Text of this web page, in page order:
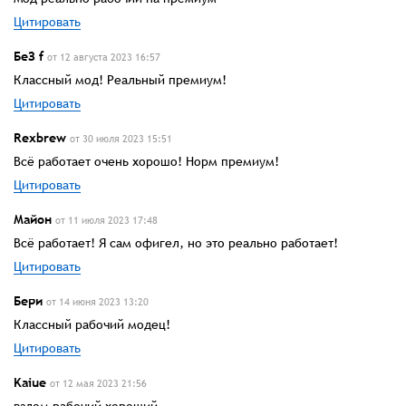
Цитировать
БеЗ f от 12 августа 2023 16:57
Классный мод! Реальный премиум!
Цитировать
Rexbrew от 30 июля 2023 15:51
Всё работает очень хорошо! Норм премиум!
Цитировать
Майон от 11 июля 2023 17:48
Всё работает! Я сам офигел, но это реально работает!
Цитировать
Бери от 14 июня 2023 13:20
Классный рабочий модец!
Цитировать
Kaiue от 12 мая 2023 21:56